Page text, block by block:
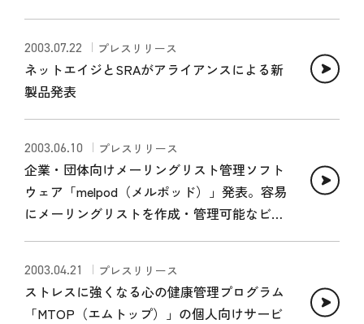
2003.07.22 プレスリリース
ネットエイジとSRAがアライアンスによる新
製品発表
2003.06.10 プレスリリース
企業・団体向けメーリングリスト管理ソフト
ウェア「melpod（メルポッド）」発表。容易
にメーリングリストを作成・管理可能なビジ
2003.04.21 プレスリリース
ストレスに強くなる心の健康管理プログラム
「MTOP（エムトップ）」の個人向けサービ